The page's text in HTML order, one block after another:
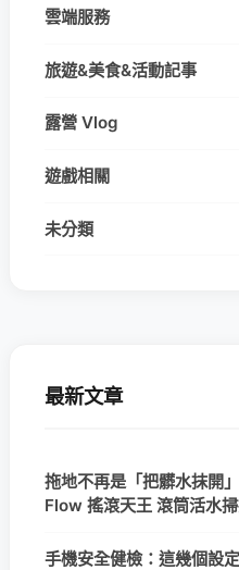
雲端服務
旅遊&美食&活動記事
露營 Vlog
遊戲相關
未分類
最新文章
拖地不再是「把髒水抹開
Flow 搖滾天王 滾筒活水
手機安全健檢：這幾個設